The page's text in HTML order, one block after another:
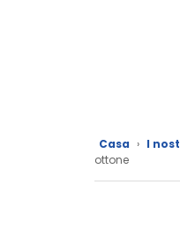
nostri
Casa › I
ottone